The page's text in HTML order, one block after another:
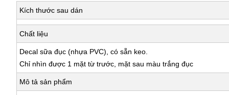
Kích thước sau dán
Chất liệu
Decal sữa đục (nhựa PVC), có sẵn keo.
Chỉ nhìn được 1 mặt từ trước, mặt sau màu trắng đục
Mô tả sản phẩm